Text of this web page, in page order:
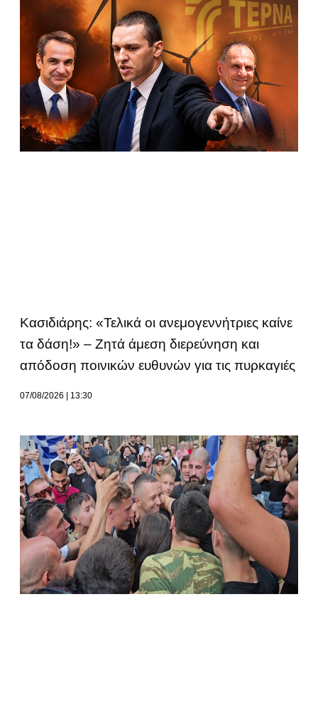
Κασιδιάρης: «Τελικά οι ανεμογεννήτριες καίνε
τα δάση!» – Ζητά άμεση διερεύνηση και
απόδοση ποινικών ευθυνών για τις πυρκαγιές
07/08/2026 13:30